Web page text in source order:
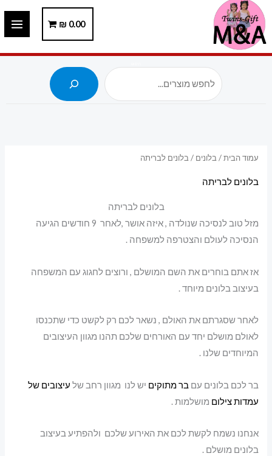
דילוג
לתוכן
0.00
₪
עמוד הבית/בלונים / בלונים לבריתה
בלונים לבריתה
בלונים לבריתה
מזל טוב לנסיכה שנולדה , איזה אושר ,לאחר 9 חודשים הגיעה
הנסיכה לעולם והצטרפה למשפחה .
אז אתם בוחרים את השם המושלם , ורוצים לחגוג עם המשפחה
בעיצוב בלונים מיוחד .
לאחר שסגרתם את האולם , נשאר לכם רק לקשט כדי שתכנסו
לאולם מושלם יחד עם האורחים שלכם תהנו מגוון העיצובים
המיוחדים שלנו .
בר לכם בלונים עםבר מתוקים יש לנו מגוון רחב של עיצובים של
עמדות צילום מושלמות .
אנחנו נשמח לקשת לכם את האירוע שלכם ולהפתיע בעיצוב
בלונים מושלם .